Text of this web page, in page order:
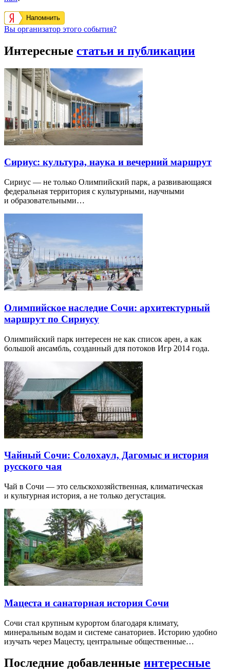
Напомнить
Вы организатор этого события?
Интересные статьи и публикации
Сириус: культура, наука и вечерний маршрут
Сириус — не только Олимпийский парк, а развивающаяся
федеральная территория с культурными, научными
и образовательными…
Олимпийское наследие Сочи: архитектурный
маршрут по Сириусу
Олимпийский парк интересен не как список арен, а как
большой ансамбль, созданный для потоков Игр 2014 года.
Чайный Сочи: Солохаул, Дагомыс и история
русского чая
Чай в Сочи — это сельскохозяйственная, климатическая
и культурная история, а не только дегустация.
Мацеста и санаторная история Сочи
Сочи стал крупным курортом благодаря климату,
минеральным водам и системе санаториев. Историю удобно
изучать через Мацесту, центральные общественные…
Последние добавленные интересные